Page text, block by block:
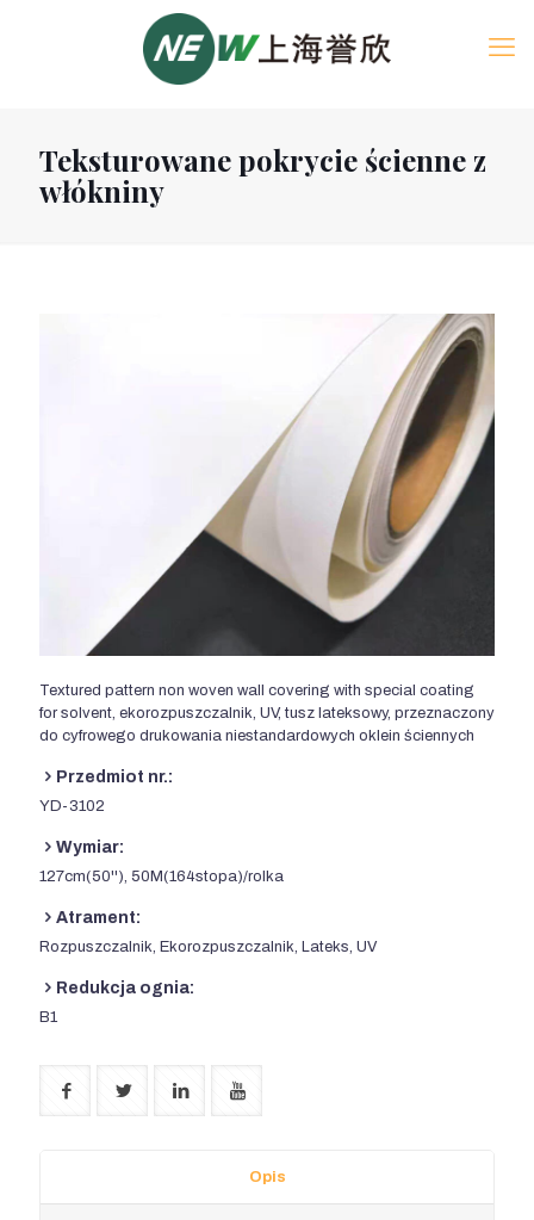
Teksturowane pokrycie ścienne z
włókniny
Textured pattern non woven wall covering with special coating
for solvent , ekorozpuszczalnik, UV, tusz lateksowy, przeznaczony
do cyfrowego drukowania niestandardowych oklein ściennych
Przedmiot nr.:
YD-3102
Wymiar:
127cm(50''), 50M(164stopa)/rolka
Atrament:
Rozpuszczalnik, Ekorozpuszczalnik, Lateks, UV
Redukcja ognia:
B1
Opis